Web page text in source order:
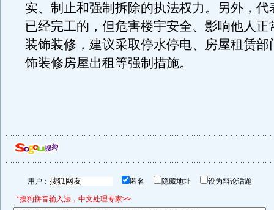
实、制止和强制拆除的执法权力。另外，代
已经完工的，但危害楼宇安全、影响他人正
装饰装修，建议采取停水停电、房屋租赁部
饰装修房屋出租等强制措施。
用户： 匿名 隐藏地址 设为辩论话题
*搜狗拼音输入法，中文处理专家>>